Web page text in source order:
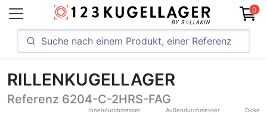
0
RILLENKUGELLAGER
Referenz 6204-C-2HRS-FAG
Innendurchmesser Außendurchmesser Dicke